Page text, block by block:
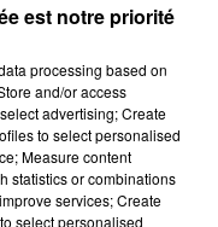
est notre priorité
processing based on
and/or access
advertising; Create
to select personalised
Measure content
statistics or combinations
services; Create
select personalised